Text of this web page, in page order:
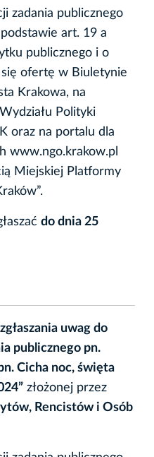
zadania publicznego
art. 19 a
publicznego i o
ofertę w Biuletynie
Krakowa, na
Polityki
oraz na portalu dla
www.ngo.krakow.pl
Miejskiej Platformy
do dnia 25
uwag do
publicznego pn.
Cicha noc, święta
” złożonej przez
Rencistów i Osób